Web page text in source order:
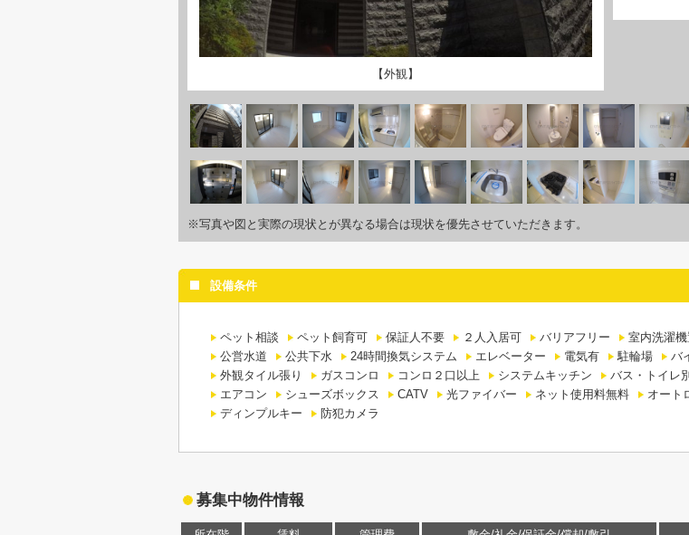
【外観】
※写真や図と実際の現状とが異なる場合は現状を優先させていただきます。
設備条件
ペット相談 ペット飼育可 保証人不要 ２人入居可 バリアフリー 室内洗濯
公営水道
公共下水 24時間換気システム エレベーター 電気有 駐輪場 バ
外観タイル張り
ガスコンロ コンロ２口以上 システムキッチン バス・トイレ別
エアコン
シューズボックス CATV 光ファイバー ネット使用料無料 オート
ディンプルキー
防犯カメラ
募集中物件情報